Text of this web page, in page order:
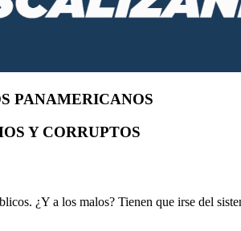
PANAMERICANOS
Y CORRUPTOS
¿Y a los malos? Tienen que irse del